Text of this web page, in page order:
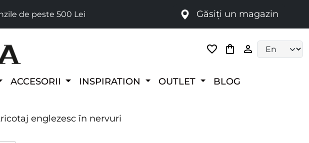
de peste 500 Lei Găsiți un magazin
ACCESORII INSPIRATION OUTLET BLOG
englezesc în nervuri